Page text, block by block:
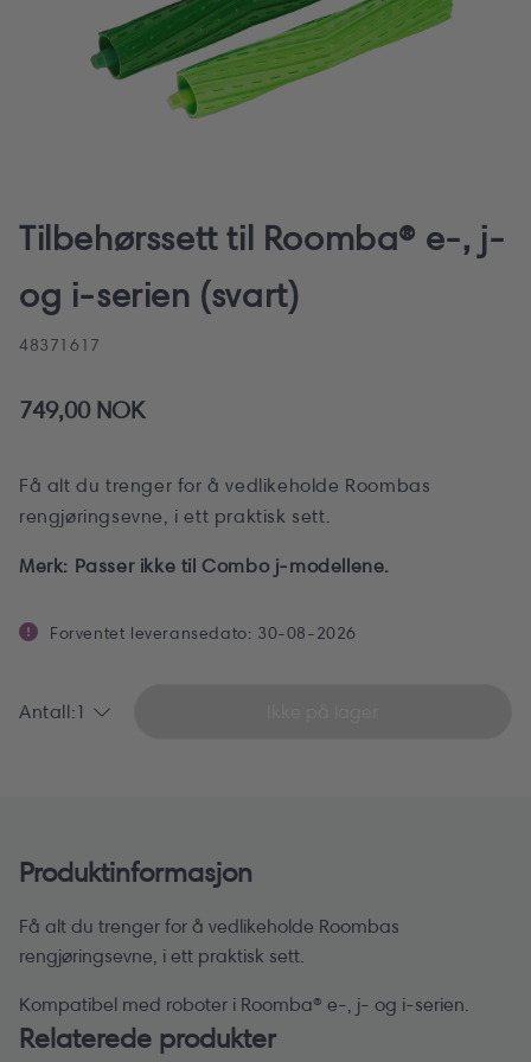
i
modal
Tilbehørssett til Roomba® e-, j-
og i-serien (svart)
SKU:
48371617
Vanlig
749,00 NOK
Få alt du trenger for å vedlikeholde Roombas
rengjøringsevne, i ett praktisk sett.
Merk: Passer ikke til Combo j-modellene.
Forventet leveransedato: 30-08-2026
Antall:1
5
7
8
10+
Produktinformasjon
Få alt du trenger for å vedlikeholde Roombas
rengjøringsevne, i ett praktisk sett.
Kompatibel med roboter i Roomba® e-, j- og i-serien.
Relaterede produkter